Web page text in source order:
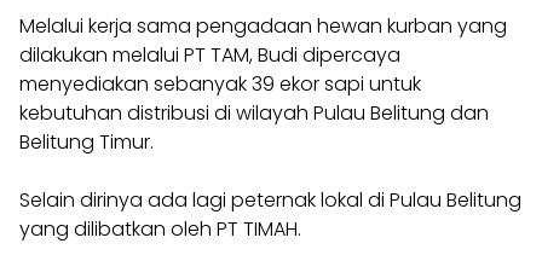
Melalui kerja sama pengadaan hewan kurban yang
dilakukan melalui PT TAM, Budi dipercaya
menyediakan sebanyak 39 ekor sapi untuk
kebutuhan distribusi di wilayah Pulau Belitung dan
Belitung Timur.
Selain dirinya ada lagi peternak lokal di Pulau Belitung
yang dilibatkan oleh PT TIMAH.